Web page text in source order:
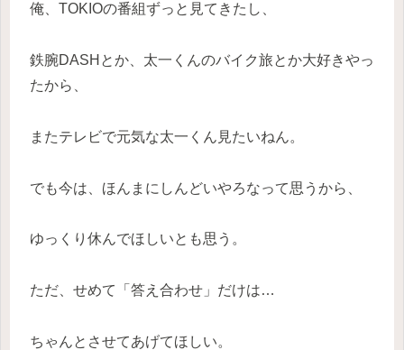
俺、TOKIOの番組ずっと見てきたし、
鉄腕DASHとか、太一くんのバイク旅とか大好きやっ
たから、
またテレビで元気な太一くん見たいねん。
でも今は、ほんまにしんどいやろなって思うから、
ゆっくり休んでほしいとも思う。
ただ、せめて「答え合わせ」だけは…
ちゃんとさせてあげてほしい。